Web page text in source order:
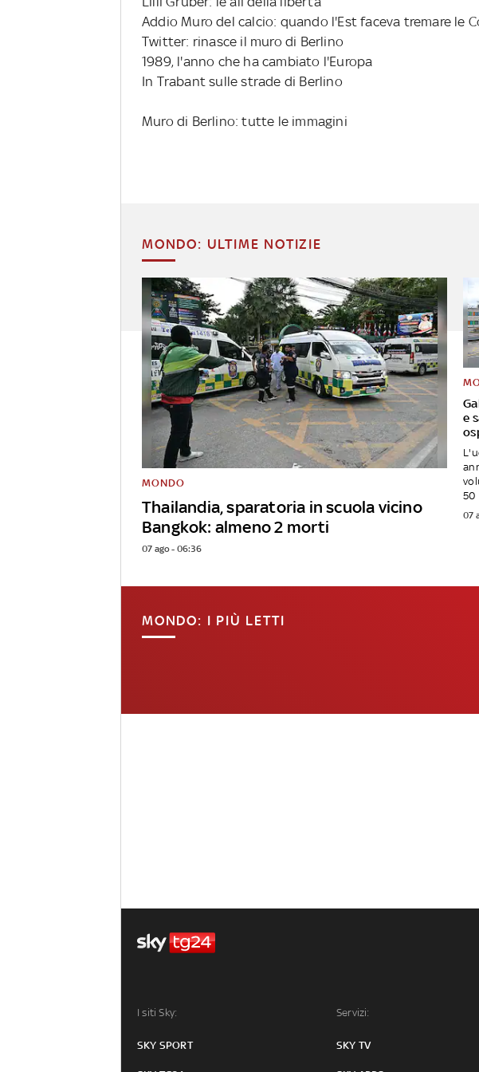
Addio Muro del calcio: quando l'Est faceva tremare le
Twitter: rinasce il muro di Berlino
1989, l'anno che ha cambiato l'Europa
In Trabant sulle strade di Berlino
Muro di Berlino: tutte le immagini
MONDO: ULTIME NOTIZIE
Thailandia, sparatoria in scuola vicino
Bangkok: almeno 2 morti
MONDO
07 ago - 06:36
e
50
07
MONDO: I PIÙ LETTI
I siti Sky:
SKY SPORT
Servizi:
SKY TV